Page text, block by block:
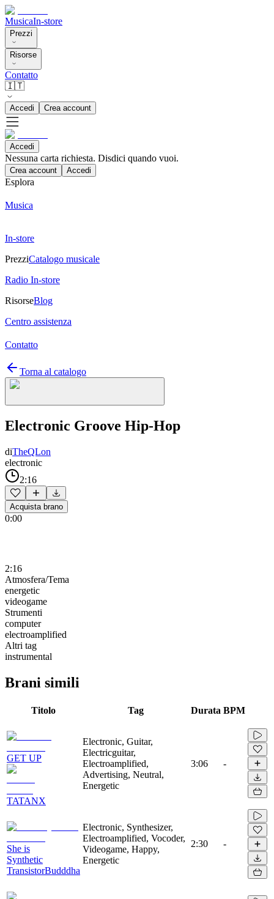
MusicaIn-store
Prezzi
Risorse
Contatto
🇮🇹
Accedi Crea account
Accedi
Nessuna carta richiesta. Disdici quando vuoi.
Crea account Accedi
Esplora
Musica
In-store
PrezziCatalogo musicale
Radio In-store
RisorseBlog
Centro assistenza
Contatto
Torna al catalogo
Electronic Groove Hip-Hop
diTheQLon
electronic
2:16
Acquista brano
0:00
2:16
Atmosfera/Tema
energetic
videogame
Strumenti
computer
electroamplified
Altri tag
instrumental
Brani simili
Titolo Tag Durata BPM
GET UP
TATANX
Electronic, Guitar,
Electricguitar,
Electroamplified,
Advertising, Neutral,
Energetic
3:06 -
She is
Synthetic
TransistorBudddha
Electronic, Synthesizer,
Electroamplified, Vocoder,
Videogame, Happy,
Energetic
2:30 -